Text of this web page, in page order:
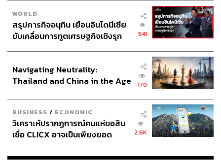
WORLD
สรุปภารกิจอนุทิน เยือนอินโดนีเซีย
ขับเคลื่อนการทูตเศรษฐกิจเชิงรุก
541
Navigating Neutrality:
Thailand and China in the Age
170
BUSINESS / ECONOMIC
วิเคราะห์ปรากฏการณ์คนแห่ขอสิน
เชื่อ CLICX อาจเป็นเพียงยอด
เรือนไทยที่ถูกซุกไว้
2.6K